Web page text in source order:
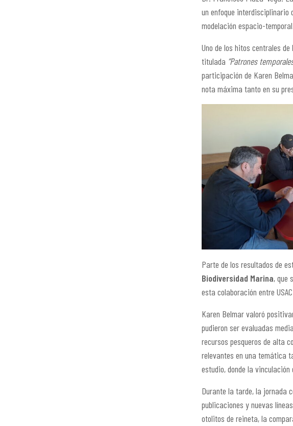
un enfoque
modelación espacio-
Uno de los hitos centrales
titulada “Patrones
participación de Karen
nota máxima tanto en su
Parte de los resultados de
Biodiversidad Marina, que
esta colaboración entre
Karen Belmar valoró
pudieron ser evaluadas
recursos pesqueros de alta
relevantes en una temática
estudio, donde la
Durante la tarde, la jornada
publicaciones y nuevas
otolitos de reineta, la